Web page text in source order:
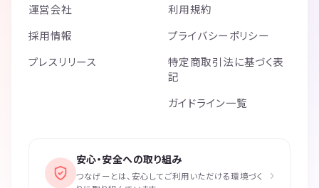
運営会社
採用情報
プレスリリース
利用規約
プライバシーポリシー
特定商取引法に基づく表
記
ガイドライン一覧
安心・安全への取り組み
つなげーとは、安心してご利用いただける環境づく
›